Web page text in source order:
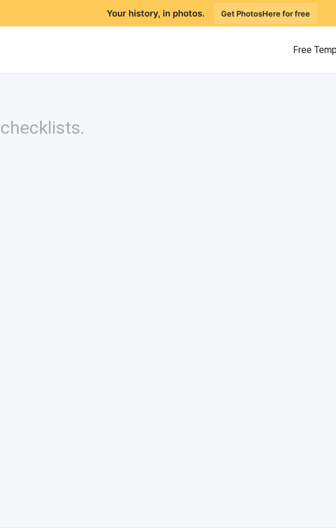
Your history, in photos. Get PhotosHere for free
Free